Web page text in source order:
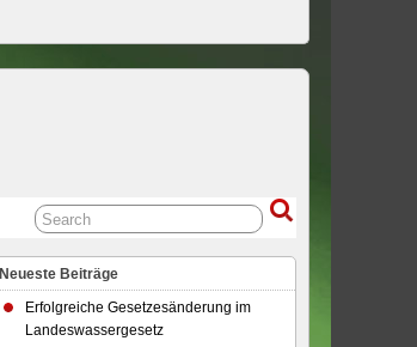
Neueste Beiträge
Erfolgreiche Gesetzesänderung im
Landeswassergesetz